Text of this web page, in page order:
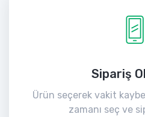
Sipariş
Ürün seçerek vakit
zamanı seç ve